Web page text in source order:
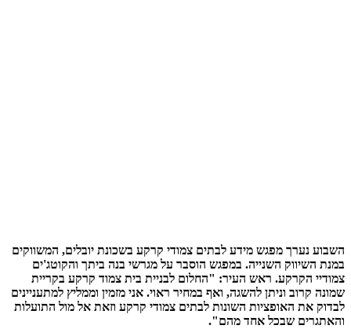
השבוע נערך מפגש מידע לבתים צמודי קרקע בשכונת יובלים, המשווקים
במנת השיווק השנייה. במפגש הוסבר על מגרשי בנה ביתך והקוטג'ים
צמודיי הקרקע. ראש העיר: "החלום לבניית בית צמוד קרקע בקריית
שמונה קרוב וניתן להשגה, ואף במחיר ראוי. אני מזמין וממליץ למתעניינים
לבדוק את האופציות השונות לבתים צמודי קרקע וזאת אל מול התועלות
והאתגרים שבכל אחד מהם".